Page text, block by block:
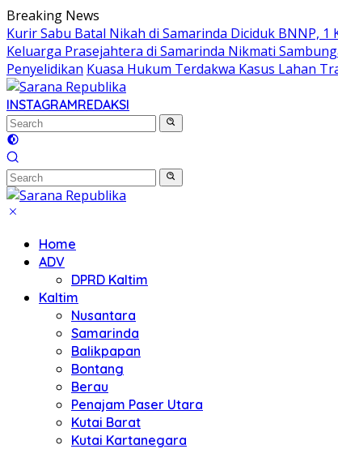
Skip
to
content
Breaking News
Kurir Sabu Batal Nikah di Samarinda Diciduk BNNP, 1
Keluarga Prasejahtera di Samarinda Nikmati
Penyelidikan Kuasa Hukum Terdakwa Kasus Lahan
INSTAGRAMREDAKSI
Home
ADV
DPRD Kaltim
Kaltim
Nusantara
Samarinda
Balikpapan
Bontang
Berau
Penajam Paser Utara
Kutai Barat
Kutai Kartanegara